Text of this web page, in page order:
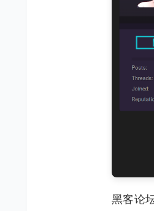
黑客论